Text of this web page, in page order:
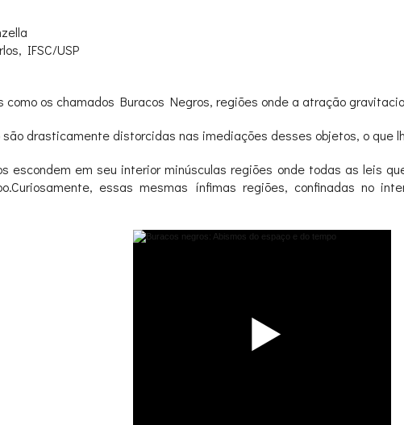
IFSC/USP
como os chamados Buracos Negros, regiões onde a atração
drasticamente distorcidas nas imediações desses objetos, o que
escondem em seu interior minúsculas regiões onde todas as leis
essas mesmas ínfimas regiões, confinadas no